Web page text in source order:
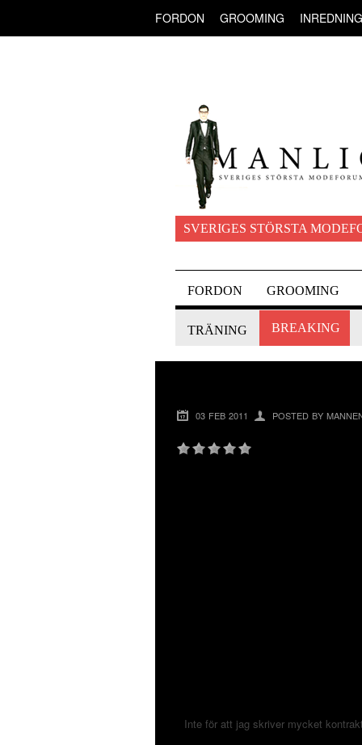
FORDON GROOMING INREDNING
SVERIGES STÖRSTA
FORDON GROOMING
TRÄNING BREAKING
03 FEB 2011 POSTED BY
Inte för att jag skriver mycket